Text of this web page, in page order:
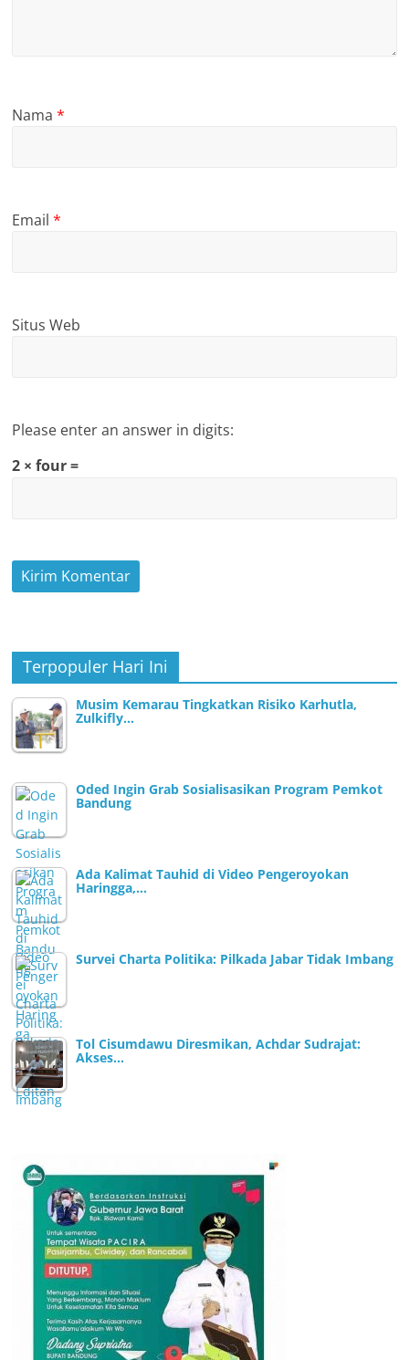
Nama*
Email*
Situs Web
Please enter an answer in digits:
2 × four =
Terpopuler Hari Ini
Musim Kemarau Tingkatkan Risiko Karhutla,
Zulkifly…
Oded Ingin Grab Sosialisasikan Program Pemkot
Bandung
Ada Kalimat Tauhid di Video Pengeroyokan
Haringga,…
Survei Charta Politika: Pilkada Jabar Tidak Imbang
Tol Cisumdawu Diresmikan, Achdar Sudrajat:
Akses…